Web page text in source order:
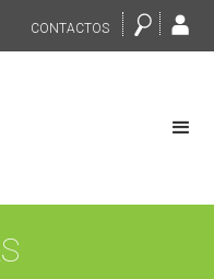
CONTACTOS